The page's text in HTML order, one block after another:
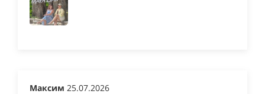
Максим 25.07.2026